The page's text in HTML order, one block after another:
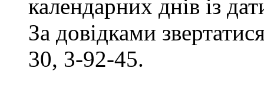
календарних днів із
За довідками
30, 3-92-45.